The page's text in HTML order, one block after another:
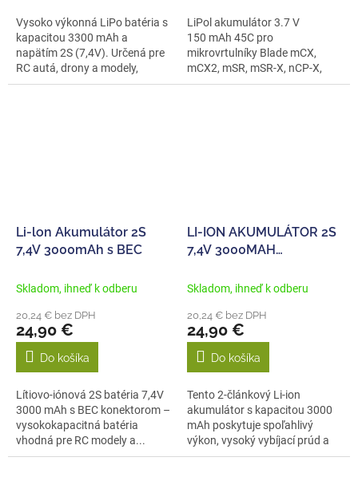
Vysoko výkonná LiPo batéria s
kapacitou 3300 mAh a
napätím 2S (7,4V). Určená pre
RC autá, drony a modely,
ktoré...
LiPol akumulátor 3.7 V
150 mAh 45C pro
mikrovrtulníky Blade mCX,
mCX2, mSR, mSR-X, nCP-X,
mikro letadla...
Li‑lon Akumulátor 2S
7,4V 3000mAh s BEC
Skladom, ihneď k odberu
20,24 € bez DPH
24,90 €
Do košíka
Lítiovo‑iónová 2S batéria 7,4V
3000 mAh s BEC konektorom –
vysokokapacitná batéria
vhodná pre RC modely a...
LI-ION AKUMULÁTOR 2S
7,4V 3000MAH
Skladom, ihneď k odberu
20,24 € bez DPH
24,90 €
Do košíka
Tento 2-článkový Li-ion
akumulátor s kapacitou 3000
mAh poskytuje spoľahlivý
výkon, vysoký vybíjací prúd a
kompaktné...